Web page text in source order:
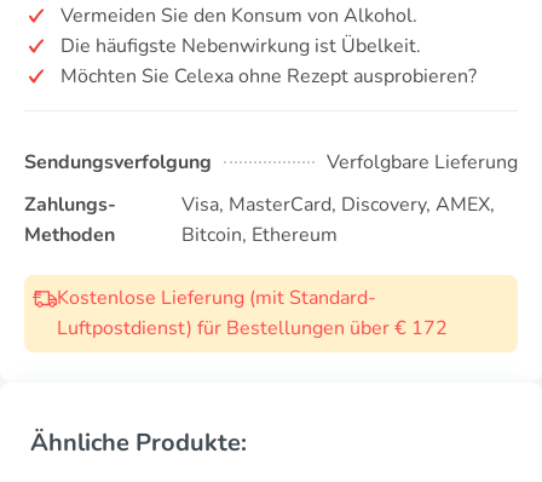
Vermeiden Sie den Konsum von Alkohol.
Die häufigste Nebenwirkung ist Übelkeit.
Möchten Sie Celexa ohne Rezept ausprobieren?
Sendungsverfolgung
Verfolgbare Lieferung
Zahlungs-
Methoden
Visa, MasterCard, Discovery, AMEX,
Bitcoin, Ethereum
Kostenlose Lieferung (mit Standard-
Luftpostdienst) für Bestellungen über € 172
Ähnliche Produkte: